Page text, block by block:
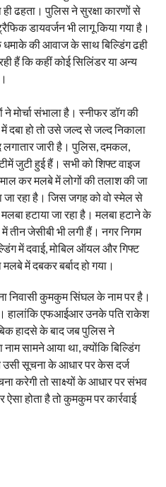
ही ढहता। पुलिस ने सुरक्षा कारणों से
डायवर्जन भी लागू किया गया है।
की आवाज के साथ बिल्डिंग ढही
हैं कि कहीं कोई सिलिंडर या अन्य
मोर्चा संभाला है। स्नीफर डॉग की
दबा हो तो उसे जल्द से जल्द निकाला
जारी है। पुलिस, दमकल,
जुटी हुई हैं। सभी को शिफ्ट वाइज
कर मलबे में लोगों की तलाश की जा
जा रहा है। जिस जगह को वो स्मेल से
हटाया जा रहा है। मलबा हटाने के
जेसीबी भी लगी हैं। नगर निगम
में दवाई, मोबिल ऑयल और गिफ्ट
में दबकर बर्बाद हो गया।
निवासी कुमकुम सिंघल के नाम पर है।
हालांकि एफआईआर उनके पति राकेश
हादसे के बाद जब पुलिस ने
सामने आया था, क्योंकि बिल्डिंग
सूचना के आधार पर केस दर्ज
करेगी तो साक्ष्यों के आधार पर संभव
होता है तो कुमकुम पर कार्रवाई